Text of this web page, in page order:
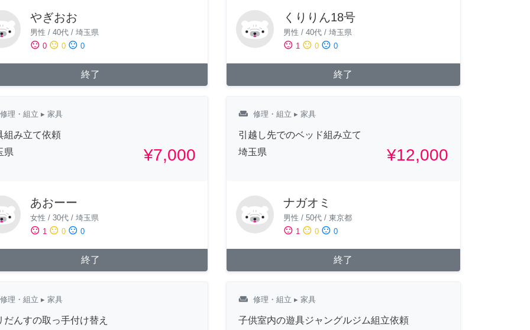
やぎおお
男性 / 40代 / 埼玉県
sentiment_satisfied 0 sentiment_neutral 0 sentiment_dissatisfied 0
終了
くりりん18号
男性 / 40代/ 埼玉県
sentiment_satisfied 1 sentiment_neutral 0 sentiment_dissatisfied 0
終了
修理・組立 ▸ 家具
組み立て依頼
県
¥7,000
あおーー
女性 / 30代 / 埼玉県
sentiment_satisfied 1 sentiment_neutral 0 sentiment_dissatisfied 0
終了
weekend 修理・組立 ▸ 家具
引越し先でのベッド組み立て
埼玉県
¥12,000
ナガオミ
男性 / 50代/ 東京都
sentiment_satisfied 1 sentiment_neutral 0 sentiment_dissatisfied 0
終了
修理・組立 ▸ 家具
だんすの取っ手付け替え
weekend 修理・組立 ▸ 家具
子供室内の遊具ジャングルジム組立依頼